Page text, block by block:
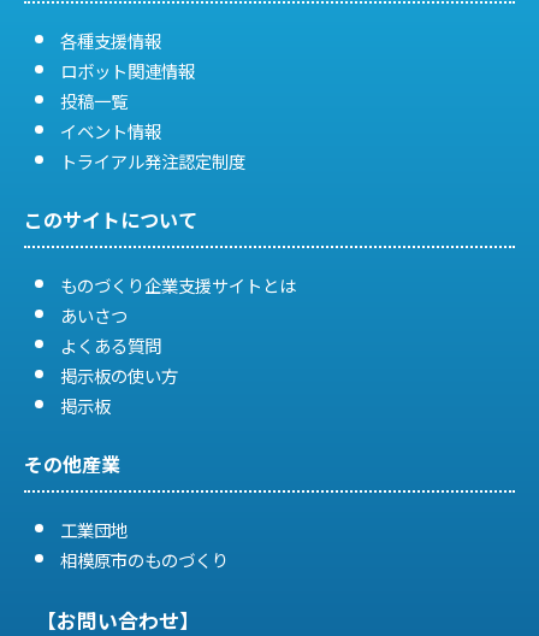
各種支援情報
ロボット関連情報
投稿一覧
イベント情報
トライアル発注認定制度
このサイトについて
ものづくり企業支援サイトとは
あいさつ
よくある質問
掲示板の使い方
掲示板
その他産業
工業団地
相模原市のものづくり
【お問い合わせ】